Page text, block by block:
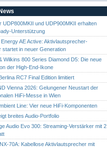
UDP800MKII und UDP900MKII erhalten
Unterstützung
AE Active: Aktivlautsprecher-
startet in neuer Generation
Wilkins 800 Series Diamond D5: Die neue
der High-End-Ikone
RC7 Final Edition limitiert
Vienna 2026: Gelungener Neustart der
HiFi-Messe in Wien
Line: Vier neue HiFi-Komponenten
breites Audio-Portfolio
Audio Evo 300: Streaming-Verstärker mit 2
70A: Kabellose Aktivlautsprecher mit